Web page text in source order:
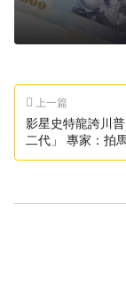
上一篇
影星史特龍誇川
二代」 專家：拍